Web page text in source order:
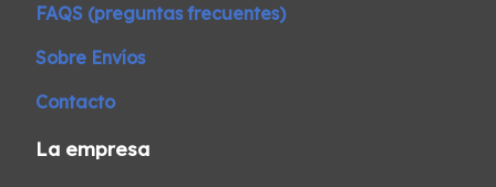
FAQS (preguntas frecuentes)
Sobre Envíos
Contacto
La empresa